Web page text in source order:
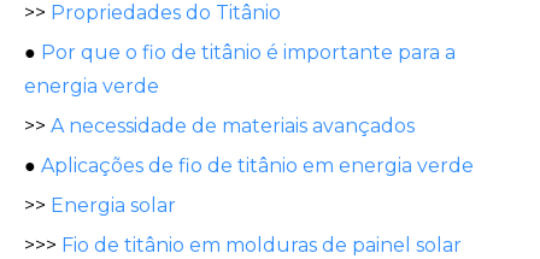
>> Propriedades do Titânio
● Por que o fio de titânio é importante para a
energia verde
>> A necessidade de materiais avançados
● Aplicações de fio de titânio em energia verde
>> Energia solar
>>> Fio de titânio em molduras de painel solar